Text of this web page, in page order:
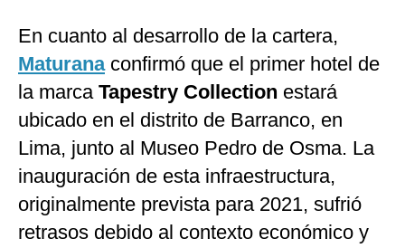
En cuanto al desarrollo de la cartera,
Maturanaconfirmó que el primer hotel de
la marca Tapestry Collection estará
ubicado en el distrito de Barranco, en
Lima, junto al Museo Pedro de Osma. La
inauguración de esta infraestructura,
originalmente prevista para 2021, sufrió
retrasos debido al contexto económico y